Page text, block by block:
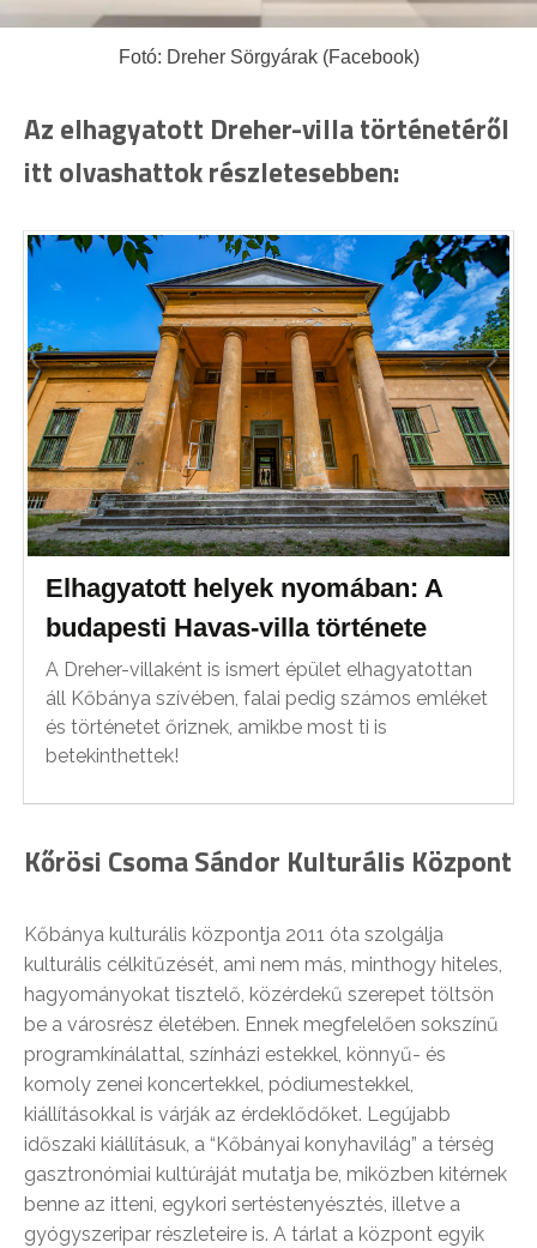
Fotó: Dreher Sörgyárak (Facebook)
Az elhagyatott Dreher-villa történetéről
itt olvashattok részletesebben:
Elhagyatott helyek nyomában: A
budapesti Havas-villa története
A Dreher-villaként is ismert épület elhagyatottan
áll Kőbánya szívében, falai pedig számos emléket
és történetet őriznek, amikbe most ti is
betekinthettek!
Kőrösi Csoma Sándor Kulturális Központ
Kőbánya kulturális központja 2011 óta szolgálja
kulturális célkitűzését, ami nem más, minthogy hiteles,
hagyományokat tisztelő, közérdekű szerepet töltsön
be a városrész életében. Ennek megfelelően sokszínű
programkínálattal, színházi estekkel, könnyű- és
komoly zenei koncertekkel, pódiumestekkel,
kiállításokkal is várják az érdeklődőket. Legújabb
időszaki kiállításuk, a “Kőbányai konyhavilág” a térség
gasztronómiai kultúráját mutatja be, miközben kitérnek
benne az itteni, egykori sertéstenyésztés, illetve a
gyógyszeripar részleteire is. A tárlat a központ egyik